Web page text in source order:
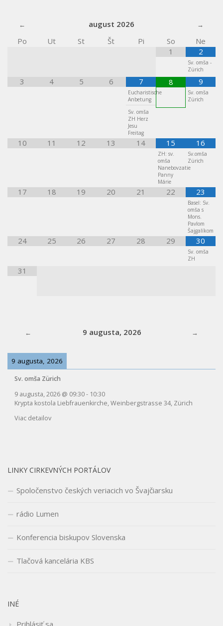
august 2026
Po
Ut St Št Pi So
Ne
1
2
Sv. omša -
Zürich
3 4 5 6 7
Eucharistische
Anbetung
Sv. omša
ZH Herz
Jesu
Freitag
8 9
Sv. omša
Zürich
10 11 12 13 14 15
ZH: sv.
omša
Nanebovzatie
Panny
Márie
16
Sv.omša
Zürich
17 18 19 20 21 22 23
Basel: Sv.
omša s
Mons.
Pavlom
Šajgalíkom
24 25 26 27 28 29 30
Sv. omša
ZH
31
9 augusta, 2026
9 augusta, 2026
Sv. omša Zürich
9 augusta, 2026 @ 09:30- 10:30
Krypta kostola Liebfrauenkirche, Weinbergstrasse 34, Zürich
Viac detailov
LINKY CIRKEVNÝCH PORTÁLOV
Spoločenstvo českých veriacich vo Švajčiarsku
rádio Lumen
Konferencia biskupov Slovenska
Tlačová kancelária KBS
INÉ
Prihlásiť sa